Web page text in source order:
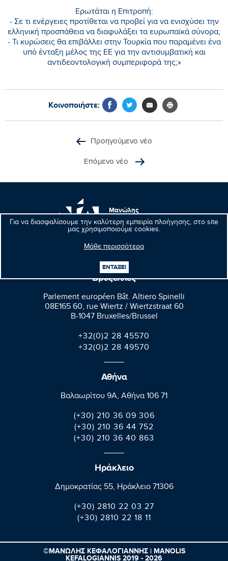
Για να διασφαλίσουμε την καλύτερη εμπειρία πλοήγησης, στο site
μας χρησιμοποιούμε cookies.
Μάθε περισσότερα
ΕΝΤΑΞΕΙ
Ερωτάται η Επιτροπή:
- Σε τι ενέργειες προτίθεται να προβεί για να ενισχύσει την
ελληνική προσπάθεια να διαφυλάξει τα ευρωπαϊκά σύνορα;
- Τι κυρώσεις θα επιβάλλει στην Τουρκία που παραμένει ένα
υπό ένταξη μέλος της ΕΕ για την αντισυμβατική και
αντιδεοντολογική συμπεριφορά της;»
Κοινοποιήστε:
Προηγούμενο νέο
Επόμενο νέο
Μανώλης
Κεφαλογιάννης
Ευρωβουλευτής
Βρυξέλλες
Parlement européen Bât. Altiero Spinelli
08E165 60, rue Wiertz / Wiertzstraat 60
B-1047 Bruxelles/Brussel
+32(0)2 28 45570
+32(0)2 28 49570
Αθήνα
Βαλαωρίτου 9A, Aθήνα 106 71
(+30) 210 36 09 306
(+30) 210 36 44 752
(+30) 210 36 40 863
Ηράκλειο
Δημοκρατίας 55, Ηράκλειο 71306
(+30) 2810 22 03 27
(+30) 2810 22 18 11
©ΜΑΝΩΛΗΣ ΚΕΦΑΛΟΓΙΑΝΝΗΣ | MANOLIS
KEFALOGIANNIS 2019 - 2026